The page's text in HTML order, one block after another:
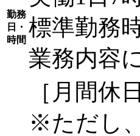
勤務
日・
時間 標準勤務
業務内容
［月間休
※ただし